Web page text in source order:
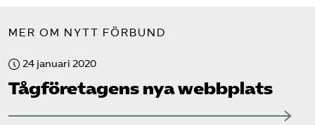
MER OM NYTT FÖRBUND
24 januari 2020
Tåg­företagens nya webbplats